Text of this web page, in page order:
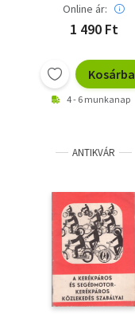
Online ár:
1 490 Ft
Kosárba
4 - 6 munkanap
ANTIKVÁR